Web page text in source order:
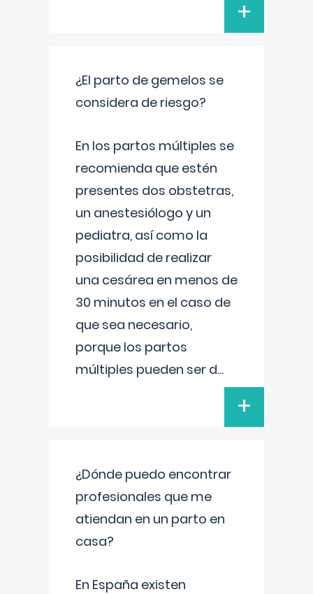
+
¿El parto de gemelos se
considera de riesgo?
En los partos múltiples se
recomienda que estén
presentes dos obstetras,
un anestesiólogo y un
pediatra, así como la
posibilidad de realizar
una cesárea en menos de
30 minutos en el caso de
que sea necesario,
porque los partos
múltiples pueden ser d...
+
¿Dónde puedo encontrar
profesionales que me
atiendan en un parto en
casa?
En España existen